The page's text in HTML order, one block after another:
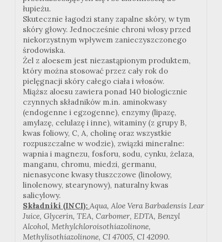
łupieżu.
Skutecznie łagodzi stany zapalne skóry, w tym
skóry głowy. Jednocześnie chroni włosy przed
niekorzystnym wpływem zanieczyszczonego
środowiska.
Żel z aloesem jest niezastąpionym produktem,
który można stosować przez cały rok do
pielęgnacji skóry całego ciała i włosów.
Miąższ aloesu zawiera ponad 140 biologicznie
czynnych składników m.in. aminokwasy
(endogenne i egzogenne), enzymy (lipazę,
amylazę, celulazę i inne), witaminy (z grupy B,
kwas foliowy, C, A, cholinę oraz wszystkie
rozpuszczalne w wodzie), związki mineralne:
wapnia i magnezu, fosforu, sodu, cynku, żelaza,
manganu, chromu, miedzi, germanu,
nienasycone kwasy tłuszczowe (linolowy,
linolenowy, stearynowy), naturalny kwas
salicylowy.
Składniki (INCI): Aqua, Aloe Vera Barbadensis Lear
Juice, Glycerin, TEA, Carbomer, EDTA, Benzyl
Alcohol, Methylchloroisothiazolinone,
Methylisothiazolinone, CI 47005, CI 42090.